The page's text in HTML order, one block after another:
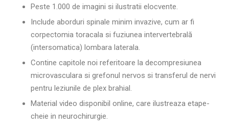
Peste 1.000 de imagini si ilustratii elocvente.
Include aborduri spinale minim invazive, cum ar fi
corpectomia toracala si fuziunea intervertebrală
(intersomatica) lombara laterala.
Contine capitole noi referitoare la decompresiunea
microvasculara si grefonul nervos si transferul de nervi
pentru leziunile de plex brahial.
Material video disponibil online, care ilustreaza etape-
cheie in neurochirurgie.